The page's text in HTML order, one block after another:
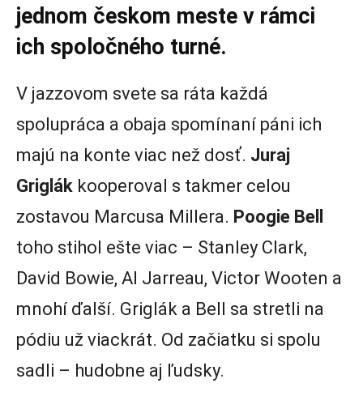
jednom českom meste v rámci
ich spoločného turné.
V jazzovom svete sa ráta každá
spolupráca a obaja spomínaní páni ich
majú na konte viac než dosť. Juraj
Griglák kooperoval s takmer celou
zostavou Marcusa Millera. Poogie Bell
toho stihol ešte viac – Stanley Clark,
David Bowie, Al Jarreau, Victor Wooten a
mnohí ďalší. Griglák a Bell sa stretli na
pódiu už viackrát. Od začiatku si spolu
sadli – hudobne aj ľudsky.